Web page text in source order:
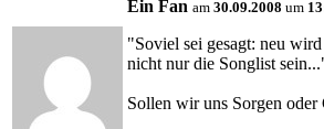
Ein Fan am 30.09.2008 um
"Soviel sei gesagt: neu
nicht nur die Songlist
Sollen wir uns Sorgen oder